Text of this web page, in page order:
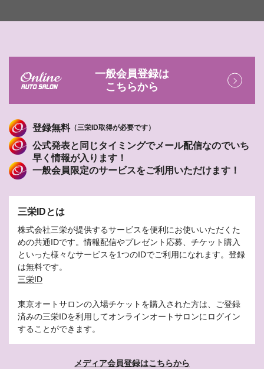
一般会員登録は
こちらから
登録無料（三栄ID取得が必要です）
公式発表と同じタイミングでメール配信なのでいち
早く情報が入ります！
一般会員限定のサービスをご利用いただけます！
三栄IDとは
株式会社三栄が提供するサービスを便利にお使いいただくた
めの共通IDです。情報配信やプレゼント応募、チケット購入
といった様々なサービスを1つのIDでご利用になれます。登録
は無料です。
三栄ID
東京オートサロンの入場チケットを購入された方は、ご登録
済みの三栄IDを利用してオンラインオートサロンにログイン
することができます。
メディア会員登録はこちらから